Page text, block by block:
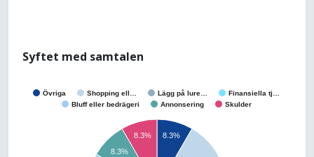
Syftet med samtalen
Övriga Shopping ell… Lägg på lure…
Finansiella tj…
Bluff eller bedrägeri
Annonsering Skulder
8.3%
8.3%
8.3%